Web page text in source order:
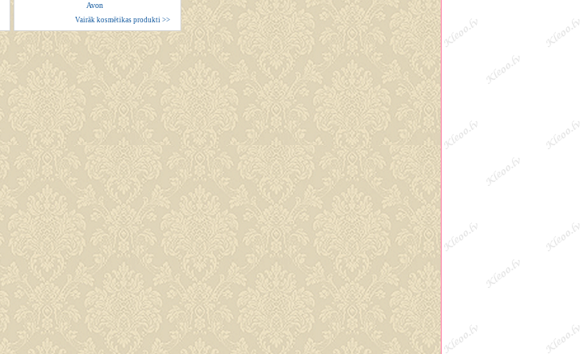
Avon
Vairāk kosmētikas produkti >>